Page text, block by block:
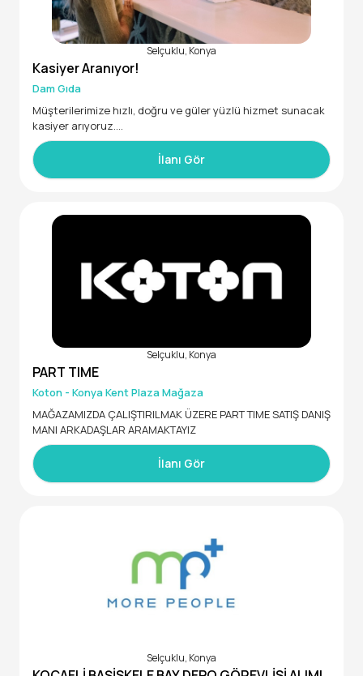
Selçuklu, Konya
Kasiyer Aranıyor!
Dam Gıda
Müşterilerimize hızlı, doğru ve güler yüzlü hizmet sunacak
kasiyer arıyoruz.
Sorumluluklar:
-Kasa ve ödeme takibini yapmak
-Müşteri taleplerine çözüm odaklı yaklaşmak
-Tercihen kasiyer veya satış deneyimi
-İletişim becerisi yüksek ve güler yüzlü
-Dikkatli, sorumluluk sahibi ve güvenilir
İlanı Gör
Selçuklu, Konya
PART TIME
Koton - Konya Kent Plaza Mağaza
MAĞAZAMIZDA ÇALIŞTIRILMAK ÜZERE PART TIME SATIŞ DANIŞ
MANI ARKADAŞLAR ARAMAKTAYIZ
İlanı Gör
Selçuklu, Konya